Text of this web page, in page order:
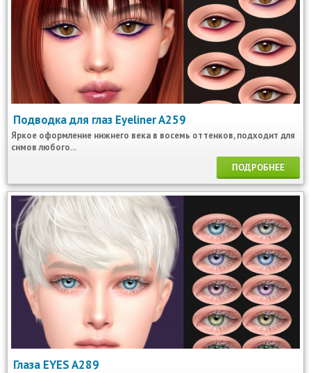
Подводка для глаз Eyeliner A259
Яркое оформление нижнего века в восемь оттенков, подходит для
симов любого...
ПОДРОБНЕЕ
Глаза EYES A289